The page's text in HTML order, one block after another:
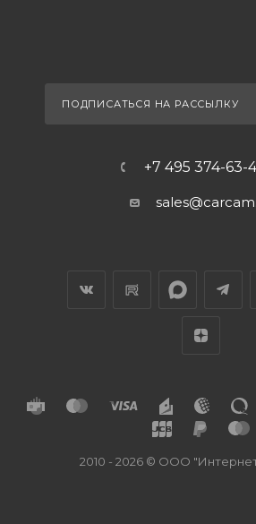
ПОДПИСАТЬСЯ НА РАССЫЛКУ
+7 495 374-63-
2010 - 2026 © ООО